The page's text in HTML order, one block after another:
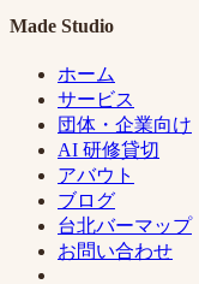
Made Studio
ホーム
サービス
団体・企業向け
AI 研修貸切
アバウト
ブログ
台北バーマップ
お問い合わせ